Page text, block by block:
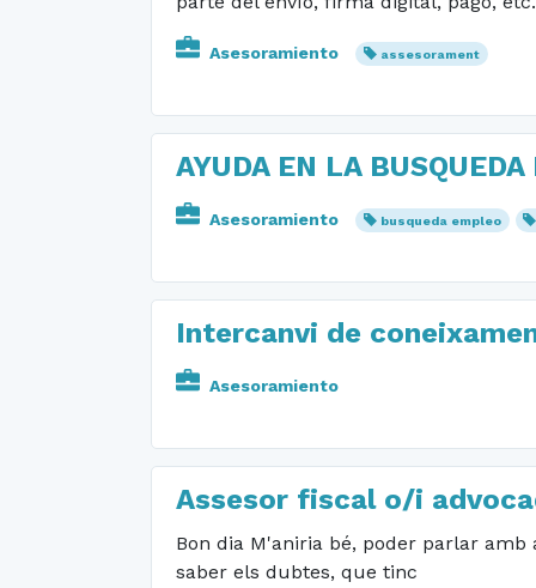
Asesoramiento assesorament
AYUDA EN LA
Asesoramiento busqueda empleo
Intercanvi de
Asesoramiento
Assesor fiscal o/i
Bon dia M'aniria bé, poder parlar
saber els dubtes, que tinc